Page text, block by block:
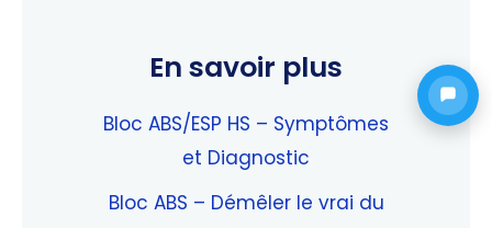
En savoir plus
Bloc ABS/ESP HS – Symptômes
et Diagnostic
Bloc ABS – Démêler le vrai du